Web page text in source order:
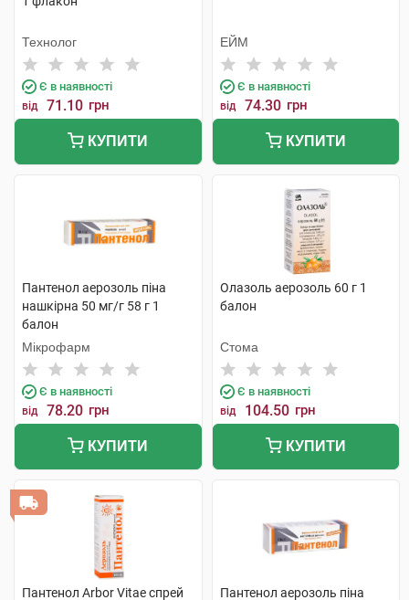
Технолог
Є в наявності
від 71.10 грн
КУПИТИ
ЕЙМ
Є в наявності
від 74.30 грн
КУПИТИ
Пантенол аерозоль піна
нашкірна 50 мг/г 58 г 1
балон
Мікрофарм
Є в наявності
від 78.20 грн
КУПИТИ
Олазоль аерозоль 60 г 1
балон
Стома
Є в наявності
від 104.50 грн
КУПИТИ
Пантенол Arbor Vitae спрей Пантенол аерозоль піна